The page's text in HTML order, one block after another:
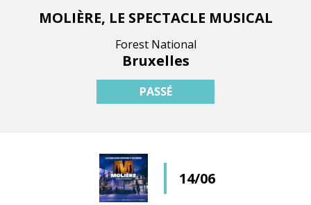
MOLIÈRE, LE SPECTACLE MUSICAL
Forest National
Bruxelles
PASSÉ
14/06